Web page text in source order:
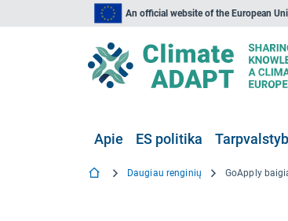
An official website of the European
Apie ES politika
Daugiau renginių